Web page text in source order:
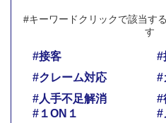
#キーワードクリックで該当す
す
#接客
#
#クレーム対応
#
#人手不足解消
#
#１ON１
#